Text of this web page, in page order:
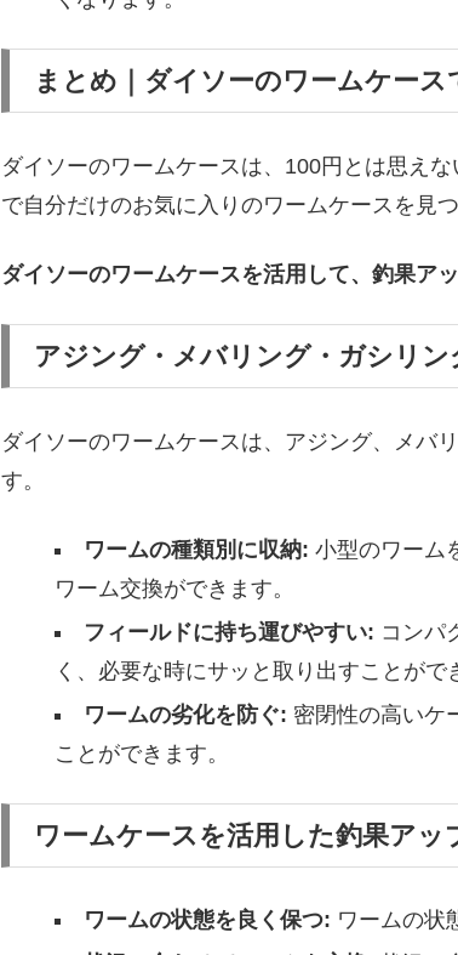
まとめ｜ダイソーのワームケース
ダイソーのワームケースは、100円とは思え
で自分だけのお気に入りのワームケースを見
ダイソーのワームケースを活用して、釣果ア
アジング・メバリング・ガシリ
ダイソーのワームケースは、アジング、メバ
す。
ワームの種類別に収納: 小型のワーム
ワーム交換ができます。
フィールドに持ち運びやすい: コンパ
く、必要な時にサッと取り出すことがで
ワームの劣化を防ぐ: 密閉性の高いケ
ことができます。
ワームケースを活用した釣果アッ
ワームの状態を良く保つ: ワームの状